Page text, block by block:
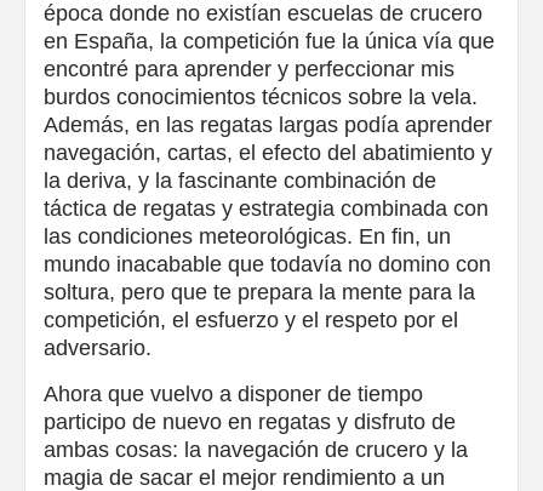
época donde no existían escuelas de crucero
en España, la competición fue la única vía que
encontré para aprender y perfeccionar mis
burdos conocimientos técnicos sobre la vela.
Además, en las regatas largas podía aprender
navegación, cartas, el efecto del abatimiento y
la deriva, y la fascinante combinación de
táctica de regatas y estrategia combinada con
las condiciones meteorológicas. En fin, un
mundo inacabable que todavía no domino con
soltura, pero que te prepara la mente para la
competición, el esfuerzo y el respeto por el
adversario.
Ahora que vuelvo a disponer de tiempo
participo de nuevo en regatas y disfruto de
ambas cosas: la navegación de crucero y la
magia de sacar el mejor rendimiento a un